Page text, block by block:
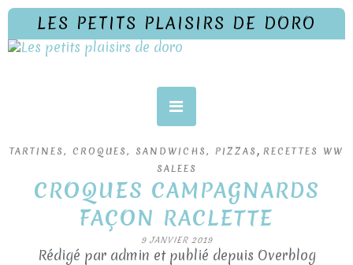
LES PETITS PLAISIRS DE DORO
TARTINES, CROQUES, SANDWICHS, PIZZAS , RECETTES WW
SALEES
CROQUES CAMPAGNARDS
FAÇON RACLETTE
9 JANVIER 2019
Rédigé par admin et publié depuis Overblog